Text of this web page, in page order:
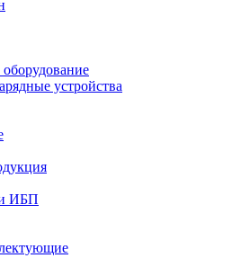
устройства
и ИБП